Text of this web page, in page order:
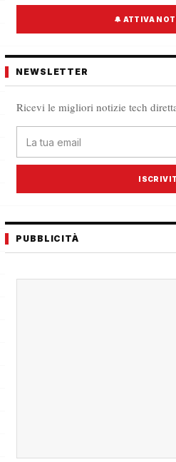
🔔 ATTIVA
NEWSLETTER
Ricevi le migliori notizie tech
ISCRIVITI
PUBBLICITÀ